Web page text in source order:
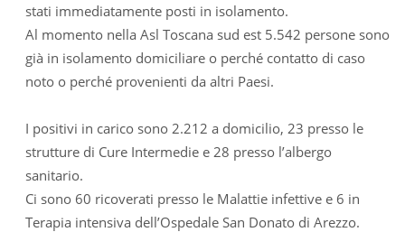
stati immediatamente posti in isolamento.
Al momento nella Asl Toscana sud est 5.542 persone sono
già in isolamento domiciliare o perché contatto di caso
noto o perché provenienti da altri Paesi.
I positivi in carico sono 2.212 a domicilio, 23 presso le
strutture di Cure Intermedie e 28 presso l’albergo
sanitario.
Ci sono 60 ricoverati presso le Malattie infettive e 6 in
Terapia intensiva dell’Ospedale San Donato di Arezzo.